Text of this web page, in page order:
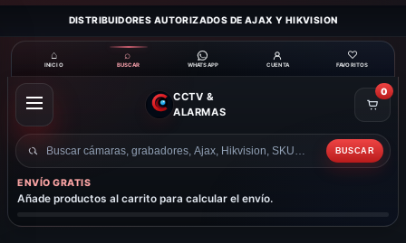
DISTRIBUIDORES AUTORIZADOS DE AJAX Y HIKVISION
⌂
INICIO
⌕
BUSCAR WHATSAPP CUENTA
♡
FAVORITOS
ABRIR
MENÚ
CCTV &
ALARMAS
Buscar
productos
BUSCAR
0
ENVÍO GRATIS
Añade productos al carrito para calcular el envío.